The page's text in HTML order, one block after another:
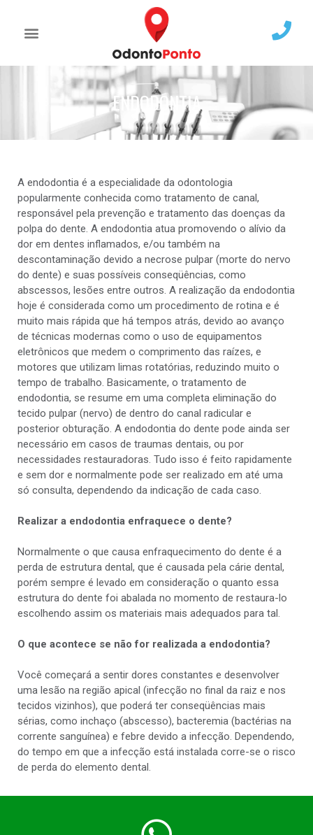
ENDODONTIA
A endodontia é a especialidade da odontologia
popularmente conhecida como tratamento de canal,
responsável pela prevenção e tratamento das doenças da
polpa do dente. A endodontia atua promovendo o alívio da
dor em dentes inflamados, e/ou também na
descontaminação devido a necrose pulpar (morte do nervo
do dente) e suas possíveis conseqüências, como
abscessos, lesões entre outros. A realização da endodontia
hoje é considerada como um procedimento de rotina e é
muito mais rápida que há tempos atrás, devido ao avanço
de técnicas modernas como o uso de equipamentos
eletrônicos que medem o comprimento das raízes, e
motores que utilizam limas rotatórias, reduzindo muito o
tempo de trabalho. Basicamente, o tratamento de
endodontia, se resume em uma completa eliminação do
tecido pulpar (nervo) de dentro do canal radicular e
posterior obturação. A endodontia do dente pode ainda ser
necessário em casos de traumas dentais, ou por
necessidades restauradoras. Tudo isso é feito rapidamente
e sem dor e normalmente pode ser realizado em até uma
só consulta, dependendo da indicação de cada caso.
Realizar a endodontia enfraquece o dente?
Normalmente o que causa enfraquecimento do dente é a
perda de estrutura dental, que é causada pela cárie dental,
porém sempre é levado em consideração o quanto essa
estrutura do dente foi abalada no momento de restaura-lo
escolhendo assim os materiais mais adequados para tal.
O que acontece se não for realizada a endodontia?
Você começará a sentir dores constantes e desenvolver
uma lesão na região apical (infecção no final da raiz e nos
tecidos vizinhos), que poderá ter conseqüências mais
sérias, como inchaço (abscesso), bacteremia (bactérias na
corrente sanguínea) e febre devido a infecção. Dependendo,
do tempo em que a infecção está instalada corre-se o risco
de perda do elemento dental.